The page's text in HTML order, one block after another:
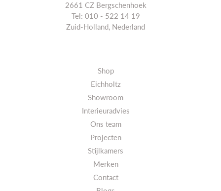
2661 CZ Bergschenhoek
Tel: 010 - 522 14 19
Zuid-Holland, Nederland
Shop
Eichholtz
Showroom
Interieuradvies
Ons team
Projecten
Stijlkamers
Merken
Contact